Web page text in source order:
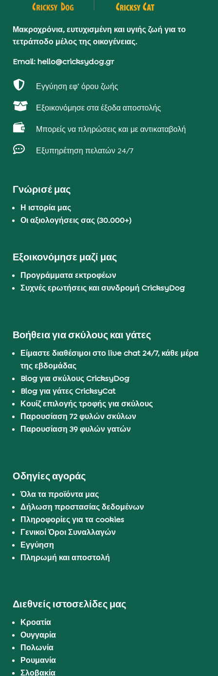
Μακροχρόνια, ευτυχισμένη και υγιής ζωή για το
τετράποδο μέλος της οικογένειας.
Email: hello@cricksydog.gr
 Εγγύηση εφ’ όρου ζωής
 Εξοικονόμησε στα έξοδα αποστολής
 Μπορείς να πληρώσεις και με αντικαταβολή
 Εξυπηρέτηση πελατών 24/7
Γνώρισέ μας
Η ιστορία μας
Οι αξιολογήσεις σας (30.000+)
Εξοικονόμησε μαζί μας
Προγράμματα εκτροφέων
Συχνές ερωτήσεις και συνδρομή CricksyDog
Βοήθεια για σκύλους και γάτες
Είμαστε διαθέσιμοι στο live chat 24/7, κάθε μέρα
της εβδομάδας
Blog για σκύλους CricksyDog
Blog για γάτες CricksyCat
Κουίζ επιλογής τροφής για σκύλους
Παρουσίαση 72 φυλών σκύλων
Παρουσίαση 39 φυλών γατών
Οδηγίες αγοράς
Όλα τα προϊόντα μας
Δήλωση προστασίας δεδομένων
Πληροφορίες για τα cookies
Γενικοί Όροι Συναλλαγών
Εγγύηση
Πληρωμή και αποστολή
Διεθνείς ιστοσελίδες μας
Κροατία
Ουγγαρία
Πολωνία
Ρουμανία
Σλοβακία